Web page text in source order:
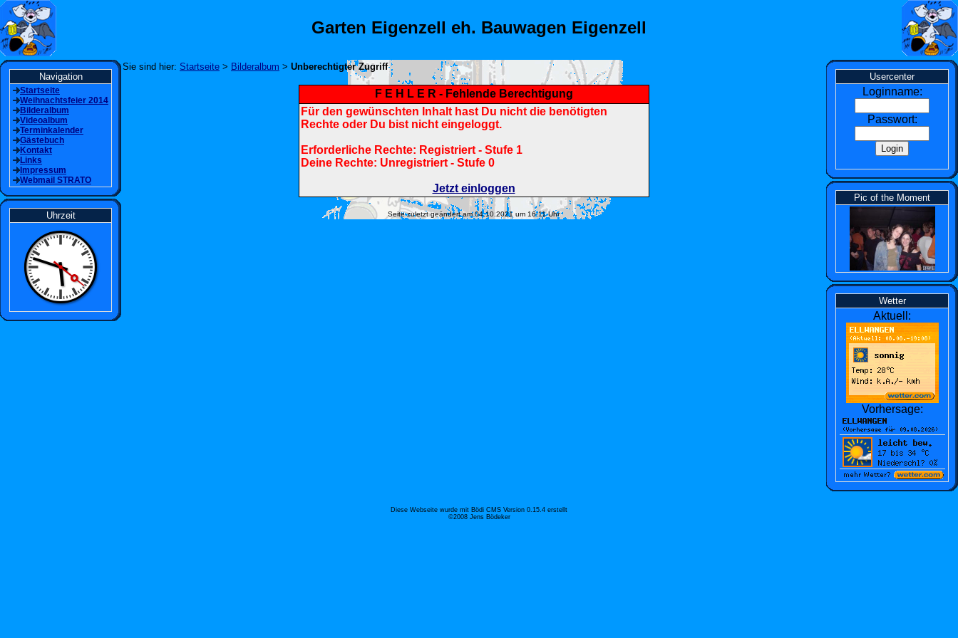
Garten Eigenzell eh. Bauwagen Eigenzell
Navigation
Startseite
Weihnachtsfeier 2014
Bilderalbum
Videoalbum
Terminkalender
Gästebuch
Kontakt
Links
Impressum
Webmail STRATO
Uhrzeit
Sie sind hier: Startseite > Bilderalbum > Unberechtigter Zugriff
F E H L E R - Fehlende Berechtigung
Für den gewünschten Inhalt hast Du nicht die benötigten
Rechte oder Du bist nicht eingeloggt.
Erforderliche Rechte: Registriert - Stufe 1
Deine Rechte: Unregistriert - Stufe 0
Jetzt einloggen
Seite zuletzt geändert am 04.10.2021 um 16:11 Uhr
Usercenter
Loginname:
Passwort:
Pic of the Moment
Wetter
Aktuell:
Vorhersage:
Diese Webseite wurde mit Bödi CMS Version 0.15.4 erstellt
©2008 Jens Bödeker